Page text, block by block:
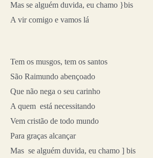
Mas se alguém duvida, eu chamo }bis
A vir comigo e vamos lá
Tem os musgos, tem os santos
São Raimundo abençoado
Que não nega o seu carinho
A quem está necessitando
Vem cristão de todo mundo
Para graças alcançar
Mas se alguém duvida, eu chamo ] bis